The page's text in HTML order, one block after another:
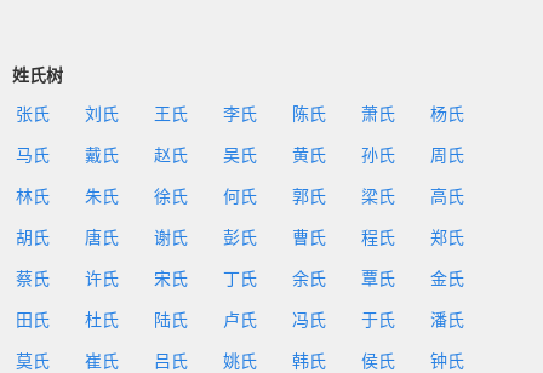
姓氏树
张氏 刘氏 王氏 李氏 陈氏 萧氏 杨氏
马氏 戴氏 赵氏 吴氏 黄氏 孙氏 周氏
林氏 朱氏 徐氏 何氏 郭氏 梁氏 高氏
胡氏 唐氏 谢氏 彭氏 曹氏 程氏 郑氏
蔡氏 许氏 宋氏 丁氏 余氏 覃氏 金氏
田氏 杜氏 陆氏 卢氏 冯氏 于氏 潘氏
莫氏 崔氏 吕氏 姚氏 韩氏 侯氏 钟氏